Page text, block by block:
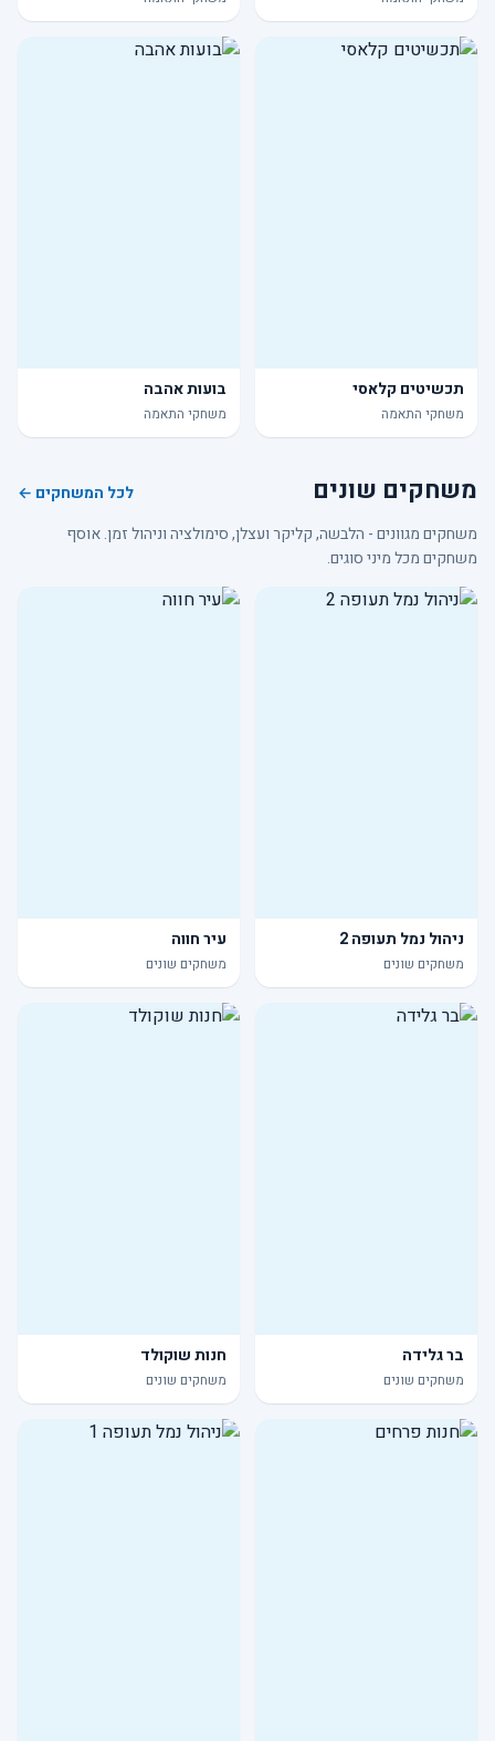
תכשיטים קלאסי
משחקי התאמה
בועות אהבה
משחקי התאמה
משחקים שונים
לכל המשחקים ←
משחקים מגוונים - הלבשה, קליקר ועצלן, סימולציה וניהול זמן. אוסף
משחקים מכל מיני סוגים.
ניהול נמל תעופה 2
משחקים שונים
עיר חווה
משחקים שונים
בר גלידה
משחקים שונים
חנות שוקולד
משחקים שונים